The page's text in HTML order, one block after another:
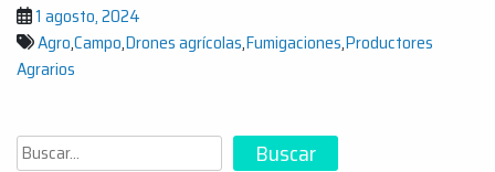
1 agosto, 2024
Agro,Campo,Drones agrícolas,Fumigaciones,Productores
Agrarios
Buscar Buscar